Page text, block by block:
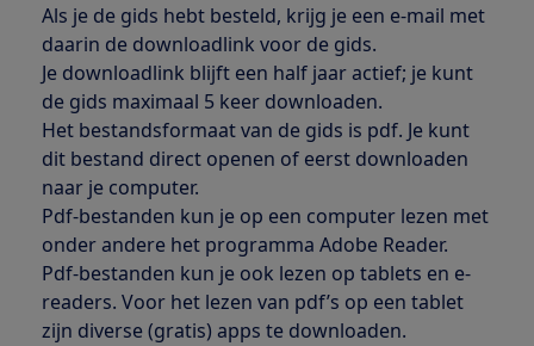
Als je de gids hebt besteld, krijg je een e-mail met
daarin de downloadlink voor de gids.
Je downloadlink blijft een half jaar actief; je kunt
de gids maximaal 5 keer downloaden.
Het bestandsformaat van de gids is pdf. Je kunt
dit bestand direct openen of eerst downloaden
naar je computer.
Pdf-bestanden kun je op een computer lezen met
onder andere het programma Adobe Reader.
Pdf-bestanden kun je ook lezen op tablets en e-
readers. Voor het lezen van pdf’s op een tablet
zijn diverse (gratis) apps te downloaden.